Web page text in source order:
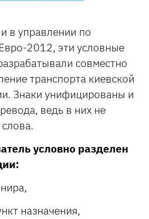
в управлении по
2012, эти условные
совместно
транспорта киевской
Знаки унифицированы и
ведь в них не
условно разделен
назначения,